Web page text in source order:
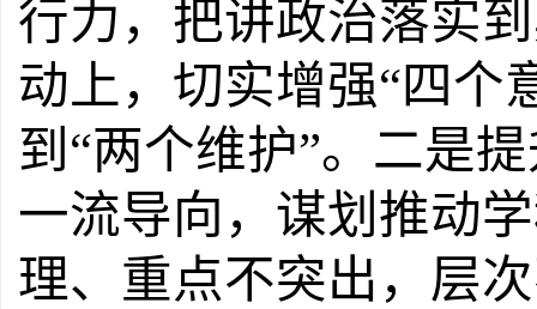
行力，把讲政治落实
动上，切实增强“四个
到 “两个维护”。 二是
一流导向 ， 谋划推动
理、重点不突出，层